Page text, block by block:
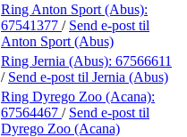
Ring Anton Sport (Abus):
67541377 / Send e-post til
Anton Sport (Abus)
Ring Jernia (Abus): 67566611
/ Send e-post til Jernia (Abus)
Ring Dyrego Zoo (Acana):
67564467 / Send e-post til
Dyrego Zoo (Acana)